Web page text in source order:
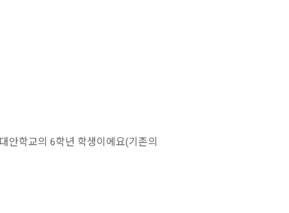
안학교의 6학년 학생이에요(기존의